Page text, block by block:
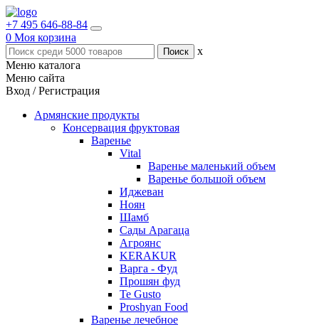
+7 495 646-88-84
0 Моя корзина
x
Меню каталога
Меню сайта
Вход / Регистрация
Армянские продукты
Консервация фруктовая
Варенье
Vital
Варенье маленький объем
Варенье большой объем
Иджеван
Ноян
Шамб
Сады Арагаца
Агроянс
KERAKUR
Варга - Фуд
Прошян фуд
Te Gusto
Proshyan Food
Варенье лечебное